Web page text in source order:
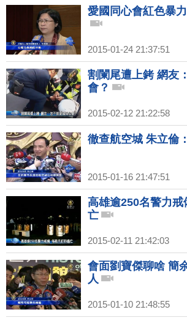
愛國同心會紅色暴
2015-01-24 21:37:51
割闌尾遭上銬 網友
會？
2015-02-12 21:22:58
徹查航空城 朱立倫
2015-01-16 21:47:51
高雄逾250名警力
亡
2015-02-11 21:42:03
會面劉寶傑聊啥 簡
人
2015-01-10 21:48:55